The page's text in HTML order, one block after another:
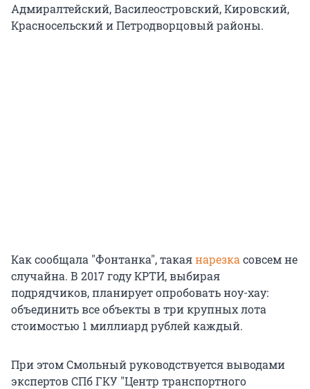
Адмиралтейский, Василеостровский, Кировский,
Красносельский и Петродворцовый районы.
Как сообщала "Фонтанка", такаянарезка совсем не
случайна. В 2017 году КРТИ, выбирая
подрядчиков, планирует опробовать ноу-хау:
объединить все объекты в три крупных лота
стоимостью 1 миллиард рублей каждый.
При этом Смольный руководствуется выводами
экспертов СПб ГКУ "Центр транспортного